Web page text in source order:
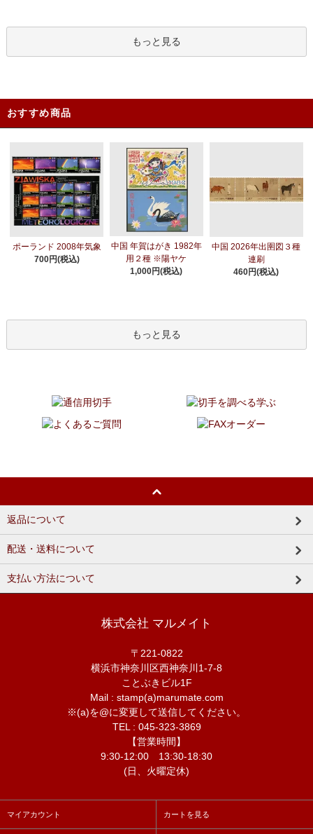
もっと見る
おすすめ商品
ポーランド 2008年気象
700円(税込)
中国 年賀はがき 1982年
用２種 ※陽ヤケ
1,000円(税込)
中国 2026年出圉図３種
連刷
460円(税込)
もっと見る
返品について
配送・送料について
支払い方法について
株式会社 マルメイト
〒221-0822
横浜市神奈川区西神奈川1-7-8
ことぶきビル1F
Mail : stamp(a)marumate.com
※(a)を@に変更して送信してください。
TEL : 045-323-3869
【営業時間】
9:30-12:00 13:30-18:30
(日、火曜定休)
マイアカウント カートを見る